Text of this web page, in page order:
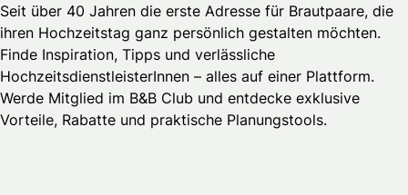
Seit über 40 Jahren die erste Adresse für Brautpaare, die
ihren Hochzeitstag ganz persönlich gestalten möchten.
Finde Inspiration, Tipps und verlässliche
HochzeitsdienstleisterInnen – alles auf einer Plattform.
Werde Mitglied im B&B Club und entdecke exklusive
Vorteile, Rabatte und praktische Planungstools.